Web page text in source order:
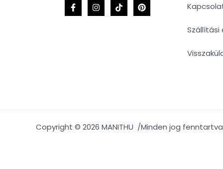
Szállítási
Copyright © 2026 MANITHU /Minden jog